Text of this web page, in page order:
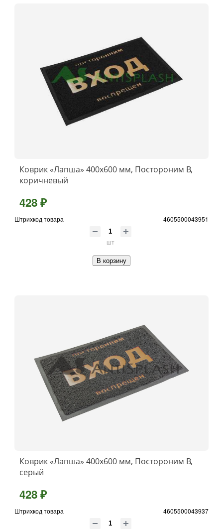
Коврик «Лапша» 400x600 мм, Постороним В,
коричневый
428 ₽
Штрихкод товара 4605500043951
шт
В корзину
Коврик «Лапша» 400x600 мм, Постороним В,
серый
428 ₽
Штрихкод товара 4605500043937